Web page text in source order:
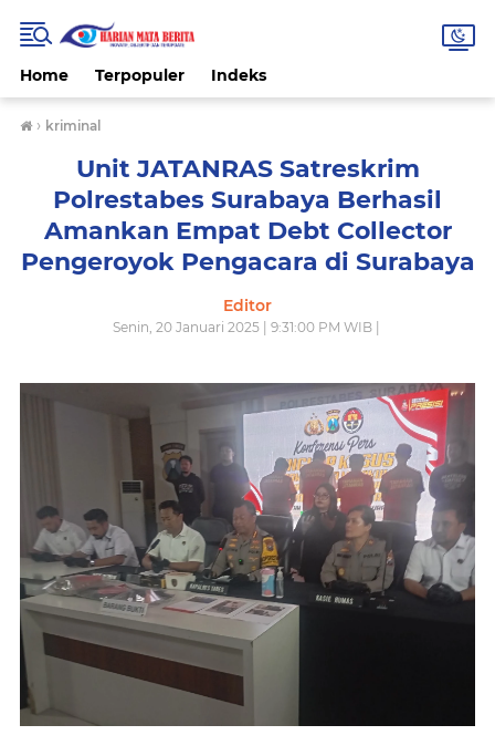
Home Terpopuler Indeks
› kriminal
Unit JATANRAS Satreskrim
Polrestabes Surabaya Berhasil
Amankan Empat Debt Collector
Pengeroyok Pengacara di Surabaya
Editor
Senin, 20 Januari 2025 | 9:31:00 PM WIB |